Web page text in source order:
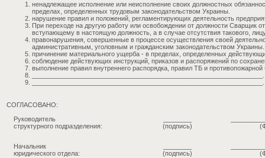
ненадлежащее исполнение или неисполнение своих должностных
пределах, определенных трудовым законодательством Украины.
нарушение правил и положений, регламентирующих деятельность
При переходе на другую работу или освобождении от должности Сварщик
вступающему в настоящую должность, а в случае отсутствия такового,
правонарушения, совершенные в процессе осуществления своей
административным, уголовным и гражданским законодательством Украины.
причинение материального ущерба - в пределах, определенных
соблюдение действующих инструкций, приказов и распоряжений по
выполнение правил внутреннего распорядка, правил ТБ и противопожарной
СОГЛАСОВАНО:
Руководитель
структурного подразделения:
(подпись)
Начальник
юридического отдела:
(подпись)